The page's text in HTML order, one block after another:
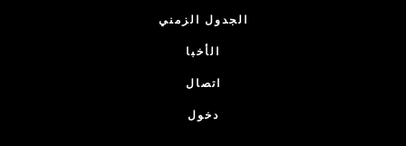
الجدول الزمني
الأخبا
اتصال
دخول